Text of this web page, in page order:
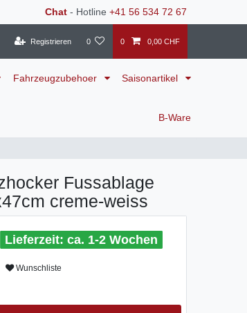
Chat - Hotline +41 56 534 72 67
Registrieren 0 0 0,00 CHF
Fahrzeugzubehoer Saisonartikel
B-Ware
Fussablage
creme-weiss
ca. 1-2 Wochen
Wunschliste